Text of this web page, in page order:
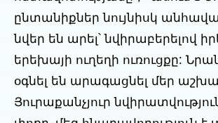
ընտանիքներ նույնիսկ
նվեր են արել՝ նվիրաբերելով
երեխայի ուղեղի ուռուցքը:
օգնել են արագացնել մեր
Յուրաքանչյուր